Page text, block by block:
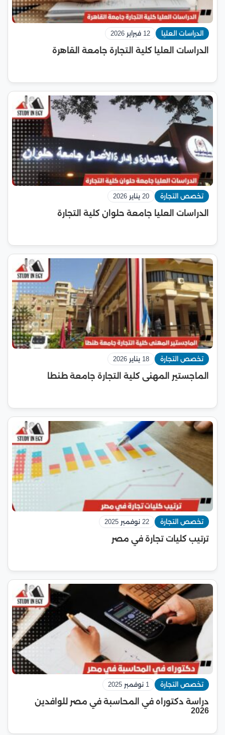
الدراسات العليا 12 فبراير 2026
الدراسات العليا كلية التجارة جامعة القاهرة
تخصص التجارة 20 يناير 2026
الدراسات العليا جامعة حلوان كلية التجارة
تخصص التجارة 18 يناير 2026
الماجستير المهنى كلية التجارة جامعة طنطا
تخصص التجارة 22 نوفمبر 2025
ترتيب كليات تجارة في مصر
تخصص التجارة 1 نوفمبر 2025
دراسة دكتوراه في المحاسبة في مصر للوافدين
2026